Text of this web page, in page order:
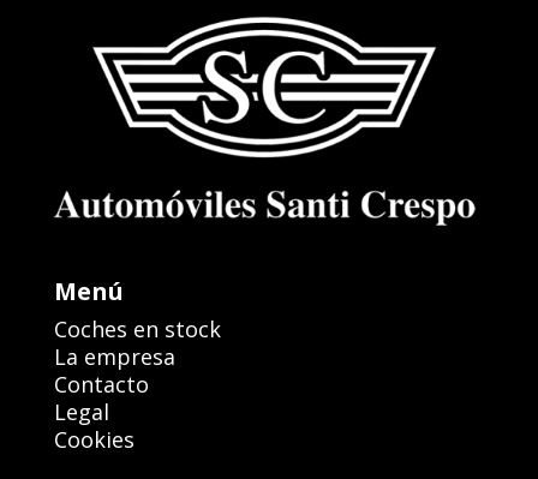
Menú
Coches en stock
La empresa
Contacto
Legal
Cookies